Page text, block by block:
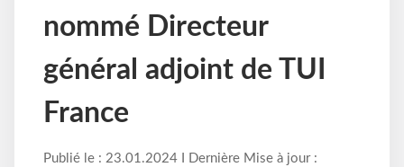
nommé Directeur
général adjoint de TUI
France
Publié le : 23.01.2024 I Dernière Mise à jour :